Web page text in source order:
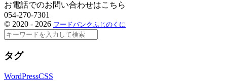
お電話でのお問い合わせはこちら
054-270-7301
© 2020 - 2026 フードバンクふじのくに
検
タグ
WordPressCSS